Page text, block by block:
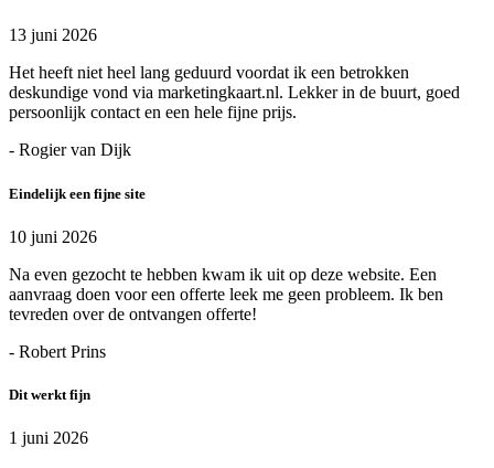
13 juni 2026
Het heeft niet heel lang geduurd voordat ik een betrokken
deskundige vond via marketingkaart.nl. Lekker in de buurt, goed
persoonlijk contact en een hele fijne prijs.
- Rogier van Dijk
Eindelijk een fijne site
10 juni 2026
Na even gezocht te hebben kwam ik uit op deze website. Een
aanvraag doen voor een offerte leek me geen probleem. Ik ben
tevreden over de ontvangen offerte!
- Robert Prins
Dit werkt fijn
1 juni 2026